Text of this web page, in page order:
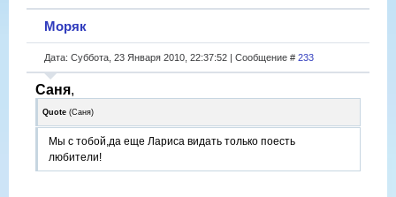
Моряк
Дата: Суббота, 23 Января 2010, 22:37:52 | Сообщение # 233
Саня,
Quote (Саня)
Мы с тобой,да еще Лариса видать только поесть
любители!